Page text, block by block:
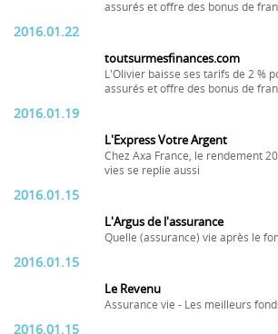
assurés et offre des bonus de
2016.01.22
toutsurmesfinances.com
L'Olivier baisse ses tarifs de 2 %
assurés et offre des bonus de
2016.01.19
L'Express Votre Argent
Chez Axa France, le rendement
vies se replie aussi
2016.01.15
L'Argus de l'assurance
Quelle (assurance) vie après le
2016.01.15
Le Revenu
Assurance vie - Les meilleurs
2016.01.15